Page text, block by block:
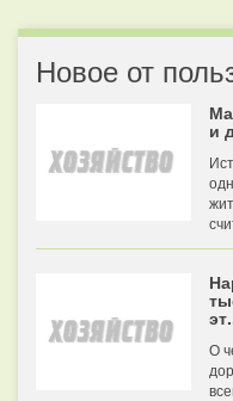
Новое от
и
О